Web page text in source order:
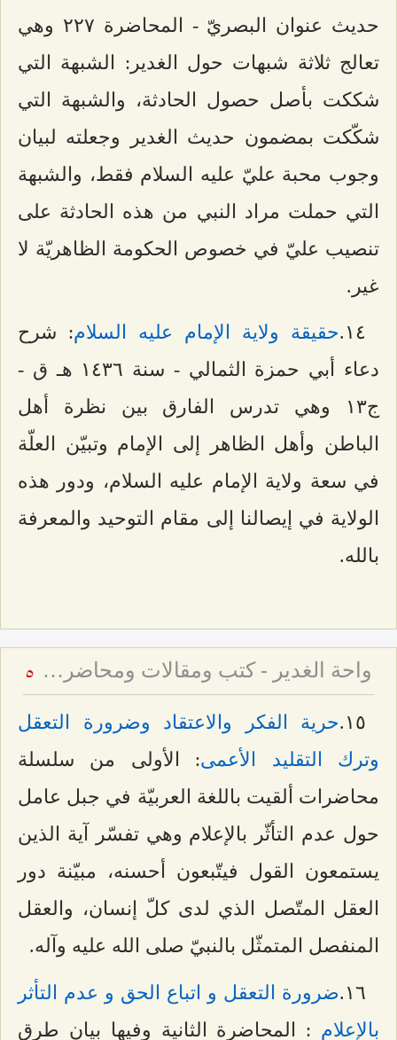
حديث عنوان البصريّ - المحاضرة ٢٢۷ وهي
تعالج ثلاثة شبهات حول الغدير: الشبهة التي
شككت بأصل حصول الحادثة، والشبهة التي
شكّكت بمضمون حديث الغدير وجعلته لبيان
وجوب محبة عليّ عليه السلام فقط، والشبهة
التي حملت مراد النبي من هذه الحادثة على
تنصيب عليّ في خصوص الحكومة الظاهريّة لا
غير.
۱٤. حقيقة ولاية الإمام عليه السلام: شرح
دعاء أبي حمزة الثمالي - سنة ۱٤٣٦ هـ ق -
ج۱٣ وهي تدرس الفارق بين نظرة أهل
الباطن وأهل الظاهر إلى الإمام وتبيّن العلّة
في سعة ولاية الإمام عليه السلام، ودور هذه
الولاية في إيصالنا إلى مقام التوحيد والمعرفة
بالله.
واحة الغدير - كتب ومقالات ومحاضرات حول عيد الغدير 5
۱٥. حرية الفكر والاعتقاد وضرورة التعقل
وترك التقليد الأعمى: الأولى من سلسلة
محاضرات ألقيت باللغة العربيّة في جبل عامل
حول عدم التأثّر بالإعلام وهي تفسّر آية الذين
يستمعون القول فيتّبعون أحسنه، مبيّنة دور
العقل المتّصل الذي لدى كلّ إنسان، والعقل
المنفصل المتمثّل بالنبيّ صلى الله عليه وآله.
۱٦. ضرورة التعقل و اتباع الحق و عدم التأثر
بالإعلام : المحاضرة الثانية وفيها بيان طرق